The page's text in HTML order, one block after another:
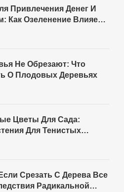
Привлечения Денег И
Как Озеленение Влияет
Достаток
Не Обрезают: Что
О Плодовых Деревьях
Цветы Для Сада:
Для Тенистых
Срезать С Дерева Все
Радикальной